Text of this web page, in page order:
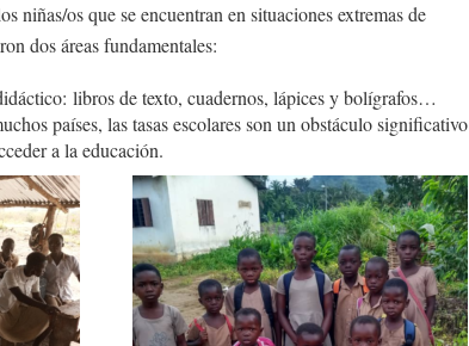
niñas/os que se encuentran en situaciones extremas de
dos áreas fundamentales:
libros de texto, cuadernos, lápices y bolígrafos…
países, las tasas escolares son un obstáculo significativo
a la educación.